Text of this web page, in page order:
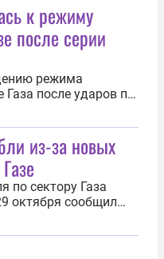
называя риторику
урегулирование и
к режиму
после серии
режима
Газа после ударов по
движения ХАМАС.
пресс-служба
«В
в ходе которых
из-за новых
по сектору Газа
октября сообщил
о жертвах
(ЦАХАЛ)